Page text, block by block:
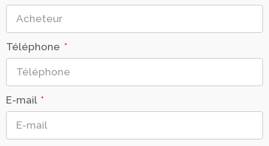
Téléphone
E-mail